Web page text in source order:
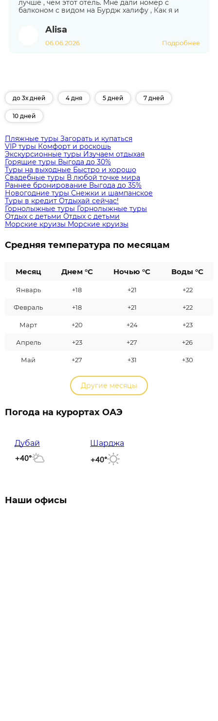
лучше , чем этот отель. Мне дали номер с
балконом с видом на Бурдж халифу , Как я и
Alisa
06.06.2026 Подробнее
до 3х дней 4 дня 5 дней 7 дней
10 дней
Пляжные туры Загорать и купаться
VIP туры Комфорт и роскошь
Экскурсионные туры Изучаем отдыхая
Горящие туры Выгода до 30%
Туры на выходные Быстро и хорошо
Свадебные туры В любой точке мира
Раннее бронирование Выгода до 35%
Новогодние туры Снежки и шампанское
Туры в кредит Отдыхай сейчас!
Горнолыжные туры Горнолыжные туры
Отдых с детьми Отдых с детьми
Морские круизы Морские круизы
Средняя температура по месяцам
Месяц Днем °C Ночью °C Воды °C
Январь +18 +21 +22
Февраль +18 +21 +22
Март +20 +24 +23
Апрель +23 +27 +26
Май +27 +31 +30
Другие месяцы
Погода на курортах ОАЭ
Дубай
+40°
Шарджа
+40°
Наши офисы